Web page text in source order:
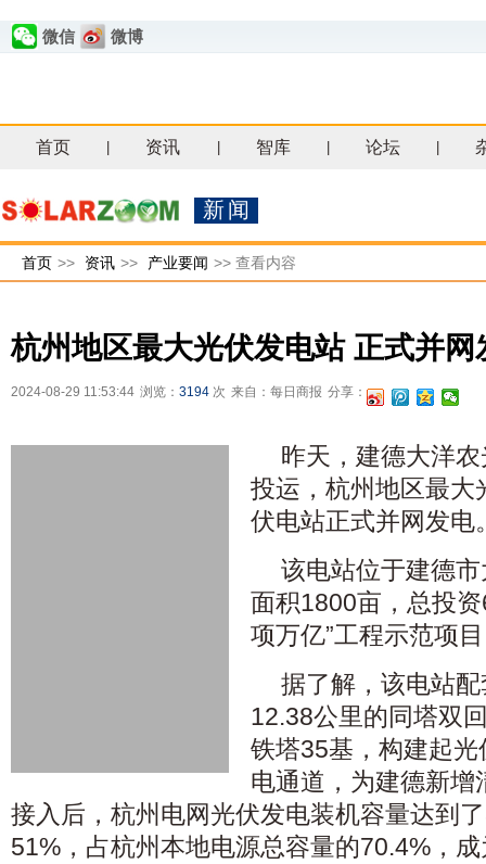
微信 微博
首页 资讯 智库 论坛
新闻
首页 >> 资讯 >> 产业要闻 >> 查看内容
杭州地区最大光伏发电站 正式并网
2024-08-29 11:53:44 浏览： 3194 次 来自：每日商报 分享：
昨天，建德大洋
投运，杭州地区最
伏电站正式并网发电
该电站位于建德
面积1800亩，总投
项万亿”工程示范项
据了解，该电站
12.38公里的同塔双
铁塔35基，构建起
电通道，为建德新
接入后，杭州电网光伏发电装机容量达到
51%，占杭州本地电源总容量的70.4%，